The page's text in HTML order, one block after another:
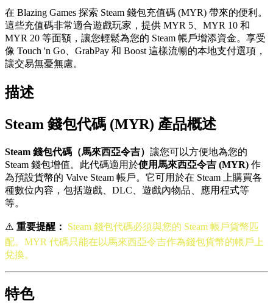
在 Blazing Games 探索 Steam 錢包充值碼 (MYR) 帶來的便利。
這些充值碼非常適合遊戲玩家，提供 MYR 5、MYR 10 和
MYR 20 等面額，讓您輕鬆為您的 Steam 帳戶增添資金。享受
像 Touch 'n Go、GrabPay 和 Boost 這樣流暢的本地支付選項，
讓交易無憂無慮。
描述
Steam 錢包代碼 (MYR) 產品概述
Steam 錢包代碼（馬來西亞令吉） 讓您可以方便地為您的
Steam 錢包增值。此代碼適用於使用馬來西亞令吉 (MYR) 作
為預設貨幣的 Valve Steam 帳戶。它可用於在 Steam 上購買各
種數位內容，包括遊戲、DLC、遊戲內物品、應用程式等
等。
⚠️ 重要提醒：
Steam 錢包代碼必須與您的 Steam 帳戶貨幣匹
配。MYR 代碼只能在以馬來西亞令吉作為錢包貨幣的帳戶上
兌換。
特色